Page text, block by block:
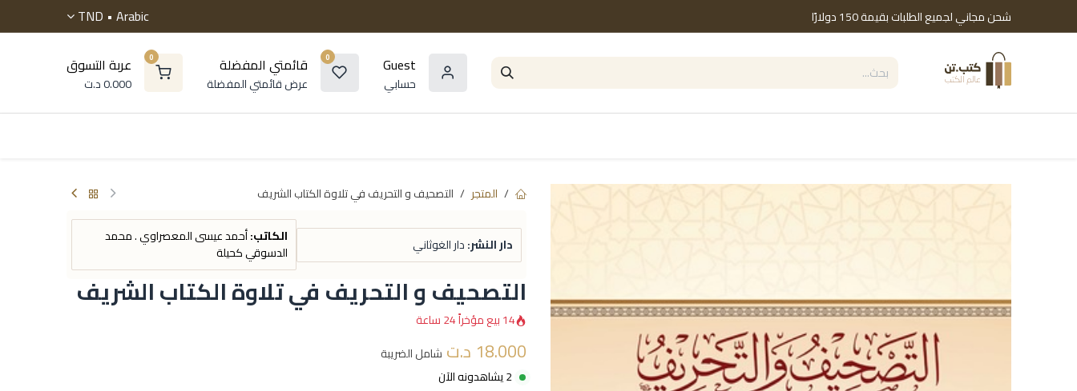
شحن مجاني لجميع الطلبات بقيمة 150 دولارًا Arabic •
TND
0 عربة التسوق
0.000د.ت
0 قائمتي المفضلة
عرض قائمتي المفضلة
Guest
حسابي
المتجر التصحيف و التحريف في تلاوة الكتاب الشريف
دار النشر:دار الغوثاني الكاتب:أحمد عيسى المعصراوي . محمد
الدسوقي كحيلة
التصحيف و التحريف في تلاوة الكتاب الشريف
14 بيع مؤخراً 24 ساعة
18.000 د.ت شامل الضريبة
2 يشاهدونه الآن